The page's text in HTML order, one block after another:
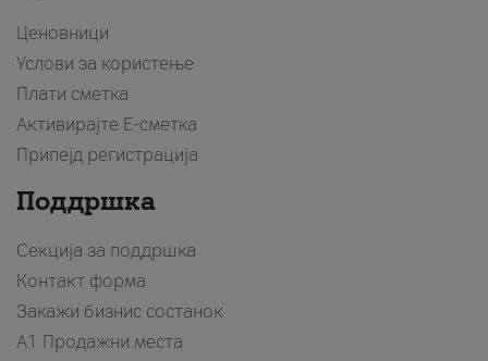
Ценовници
Услови за користење
Плати сметка
Активирајте Е-сметка
Припејд регистрација
Поддршка
Секција за поддршка
Контакт форма
Закажи бизнис состанок
A1 Продажни места